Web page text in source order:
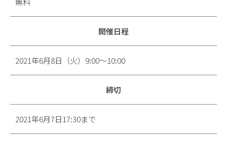
開催日程
2021年6月8日（火）9:00～10:00
締切
2021年6月7日17:30まで